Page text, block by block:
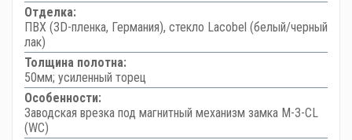
Отделка:
ПВХ (3D-пленка, Германия), стекло Lacobel (белый/черный
лак)
Толщина полотна:
50мм; усиленный торец
Особенности:
Заводская врезка под магнитный механизм замка M-3-CL
(WC)